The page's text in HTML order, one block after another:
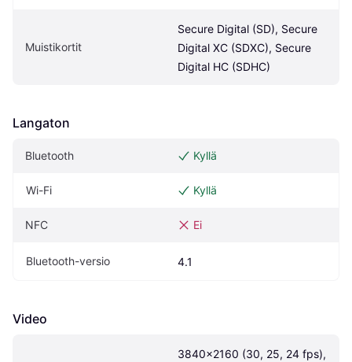
Muistikortit
Secure Digital (SD), Secure
Digital XC (SDXC), Secure
Digital HC (SDHC)
Langaton
Bluetooth Kyllä
Wi-Fi Kyllä
NFC Ei
Bluetooth-versio 4.1
Video
3840×2160 (30, 25, 24 fps),